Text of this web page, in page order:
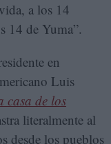
a los 14
14 de Yuma”.
en
Luis
casa de los
literalmente al
desde los pueblos